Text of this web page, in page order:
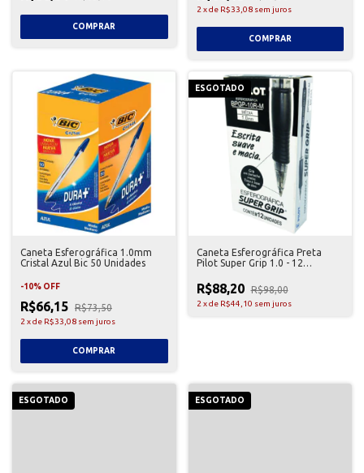
2 xde R$33,08 sem juros
Caneta Esferográfica 1.0mm
Cristal Azul Bic 50 Unidades
-10% OFF
R$66,15 R$73,50
2 xde R$33,08 sem juros
ESGOTADO
Caneta Esferográfica Preta
Pilot Super Grip 1.0 - 12
R$88,20 R$98,00
2 xde R$44,10 sem juros
ESGOTADO ESGOTADO